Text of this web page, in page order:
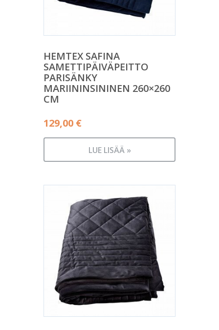
HEMTEX SAFINA
SAMETTIPÄIVÄPEITTO
PARISÄNKY
MARIININSININEN 260×260
CM
129,00 €
LUE LISÄÄ »